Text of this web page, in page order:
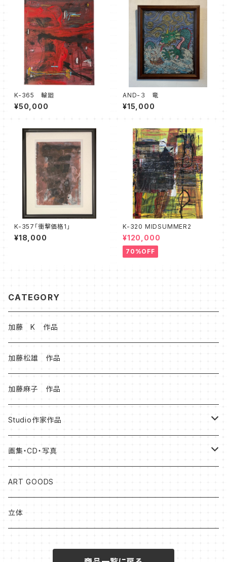
K-365 輪廻
¥50,000
AND-３ 竜
¥15,000
K-357「衝撃価格1」
¥18,000
K-320 MIDSUMMER2
¥120,000
70%OFF
CATEGORY
加藤 K 作品
加藤松雄 作品
加藤麻子 作品
Studio作家作品
松本健士作品
森 大地作品
足立ゆかり作品
画集・CD・写真
岡山知憲
加藤松雄
ART GOODS
立体